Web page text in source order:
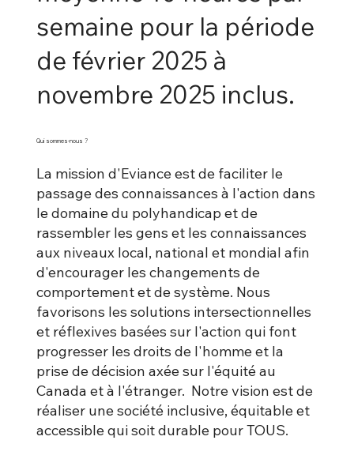
semaine pour la période
de février 2025 à
novembre 2025 inclus.
Qui sommes-nous ?
La mission d'Eviance est de faciliter le
passage des connaissances à l'action dans
le domaine du polyhandicap et de
rassembler les gens et les connaissances
aux niveaux local, national et mondial afin
d'encourager les changements de
comportement et de système. Nous
favorisons les solutions intersectionnelles
et réflexives basées sur l'action qui font
progresser les droits de l'homme et la
prise de décision axée sur l'équité au
Canada et à l'étranger. Notre vision est de
réaliser une société inclusive, équitable et
accessible qui soit durable pour TOUS.